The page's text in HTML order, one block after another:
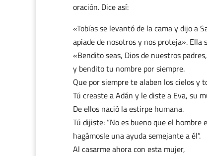
oración. Dice así:
«Tobías se levantó de la cama y dijo a
apiade de nosotros y nos proteja». Ella
«Bendito seas, Dios de nuestros padres,
y bendito tu nombre por siempre.
Que por siempre te alaben los cielos y
Tú creaste a Adán y le diste a Eva, su
De ellos nació la estirpe humana.
Tú dijiste: “No es bueno que el hombre
hagámosle una ayuda semejante a él”.
Al casarme ahora con esta mujer,